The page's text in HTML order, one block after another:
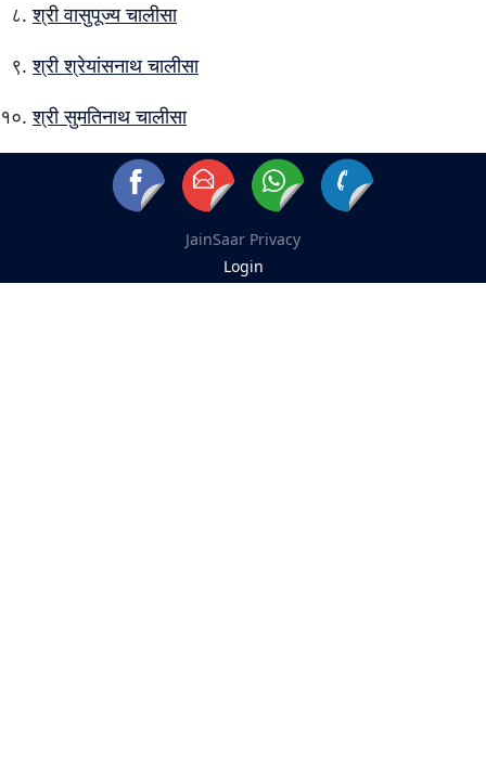
श्री वासुपूज्य चालीसा
श्री श्रेयांसनाथ चालीसा
श्री सुमतिनाथ चालीसा
JainSaar Privacy
Login